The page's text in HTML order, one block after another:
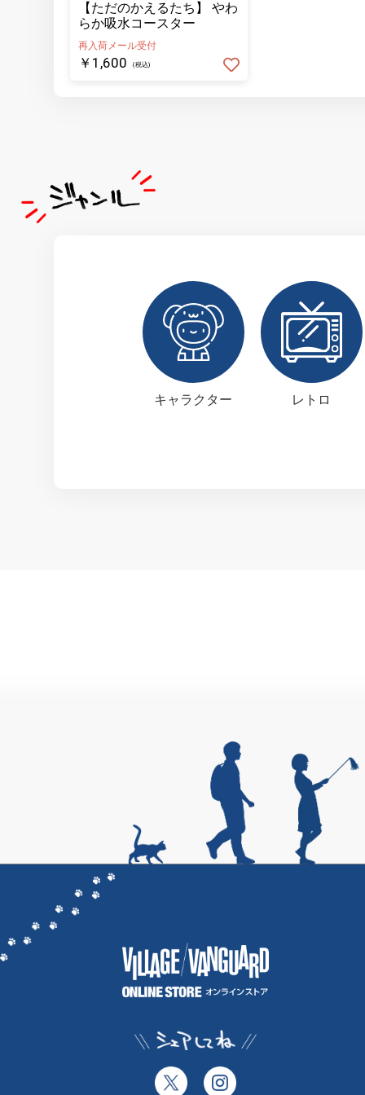
【ただのかえるたち】 やわ
らか吸水コースター
再入荷メール受付
￥1,600 (税込)
キャラクター レトロ